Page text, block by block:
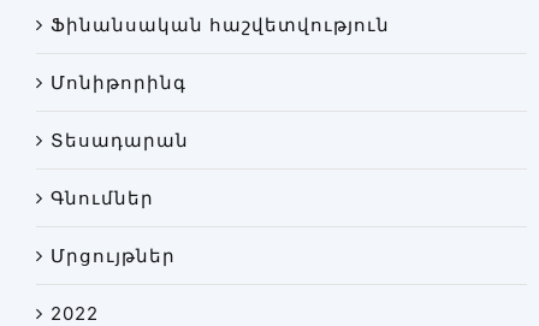
Ֆինանսական հաշվետվություն
Մոնիթորինգ
Տեսադարան
Գնումներ
Մրցույթներ
2022